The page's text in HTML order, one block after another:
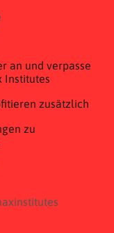
an und verpasse
Institutes
zusätzlich
zu